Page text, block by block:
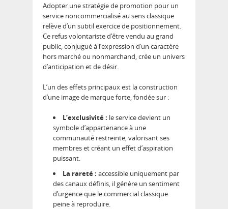
Adopter une stratégie de promotion pour un
service noncommercialisé au sens classique
relève d’un subtil exercice de positionnement.
Ce refus volontariste d’être vendu au grand
public, conjugué à l’expression d’un caractère
hors marché ou nonmarchand, crée un univers
d’anticipation et de désir.
L’un des effets principaux est la construction
d’une image de marque forte, fondée sur :
L’exclusivité : le service devient un
symbole d’appartenance à une
communauté restreinte, valorisant ses
membres et créant un effet d’aspiration
puissant.
La rareté : accessible uniquement par
des canaux définis, il génère un sentiment
d’urgence que le commercial classique
peine à reproduire.